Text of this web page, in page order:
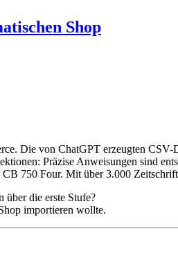
Shop
Die von ChatGPT erzeugten
Präzise Anweisungen sind
750 Four. Mit über 3.000
über die erste Stufe?
importieren wollte.